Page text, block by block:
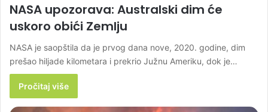
NASA upozorava: Australski dim će
uskoro obići Zemlju
NASA je saopštila da je prvog dana nove, 2020. godine, dim
prešao hiljade kilometara i prekrio Južnu Ameriku, dok je…
Pročitaj više